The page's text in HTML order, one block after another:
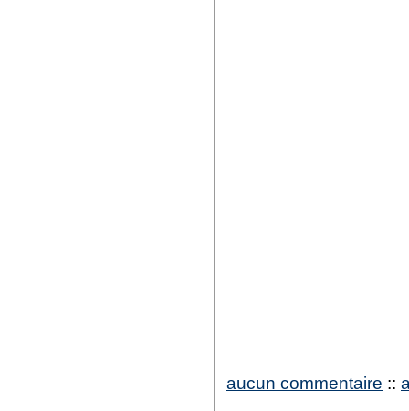
aucun commentaire ::